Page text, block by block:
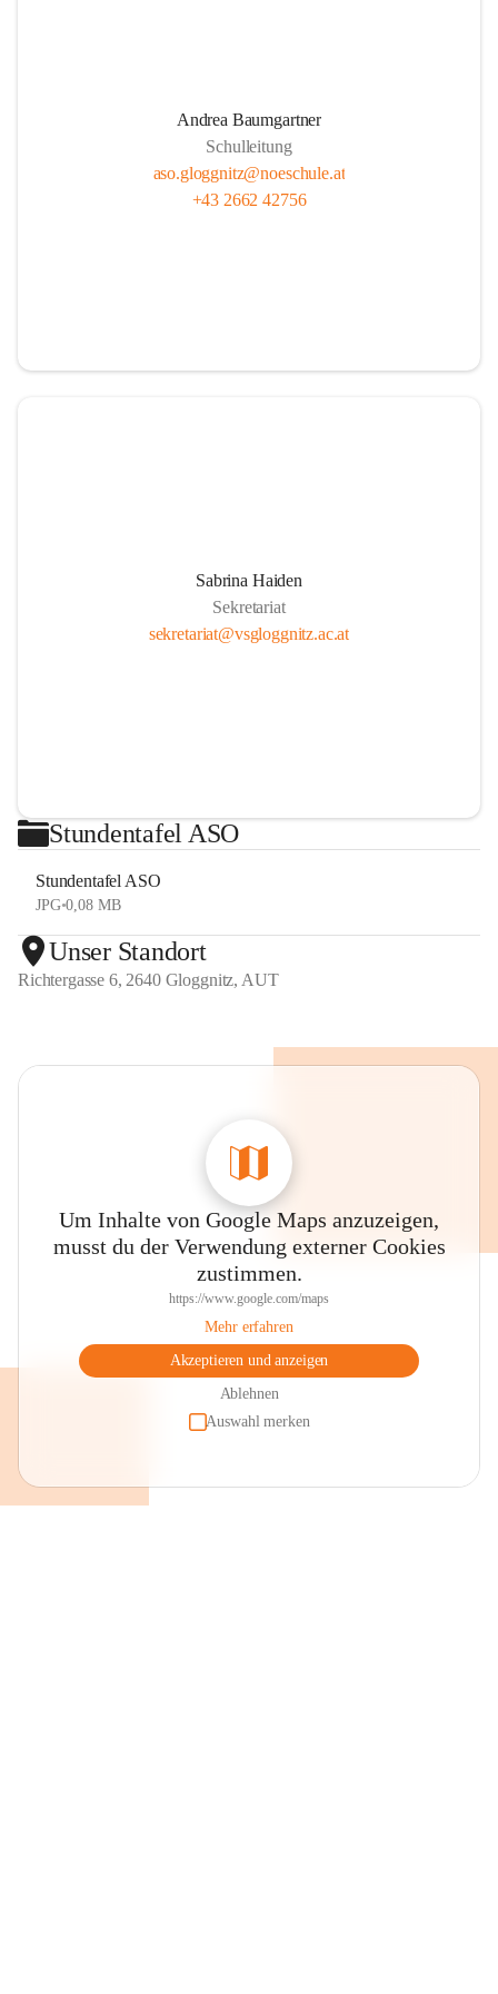
Andrea Baumgartner
Schulleitung
aso.gloggnitz@noeschule.at
+43 2662 42756
Sabrina Haiden
Sekretariat
sekretariat@vsgloggnitz.ac.at
Stundentafel ASO
Stundentafel ASO
JPG•0,08 MB
Unser Standort
Richtergasse 6, 2640 Gloggnitz, AUT
Um Inhalte von Google Maps anzuzeigen,
musst du der Verwendung externer Cookies
zustimmen.
https://www.google.com/maps
Mehr erfahren
Akzeptieren und anzeigen
Ablehnen
Auswahl merken